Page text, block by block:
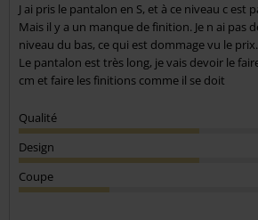
J ai pris le pantalon en S, et à ce niveau c est
Mais il y a un manque de finition. Je n ai pas
niveau du bas, ce qui est dommage vu le prix.
Le pantalon est très long, je vais devoir le
cm et faire les finitions comme il se doit
Qualité
Design
Coupe